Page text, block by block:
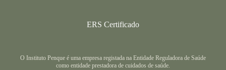
ERS Certificado
O Instituto Penque é uma empresa registada na Entidade Reguladora de Saúde
como entidade prestadora de cuidados de saúde.